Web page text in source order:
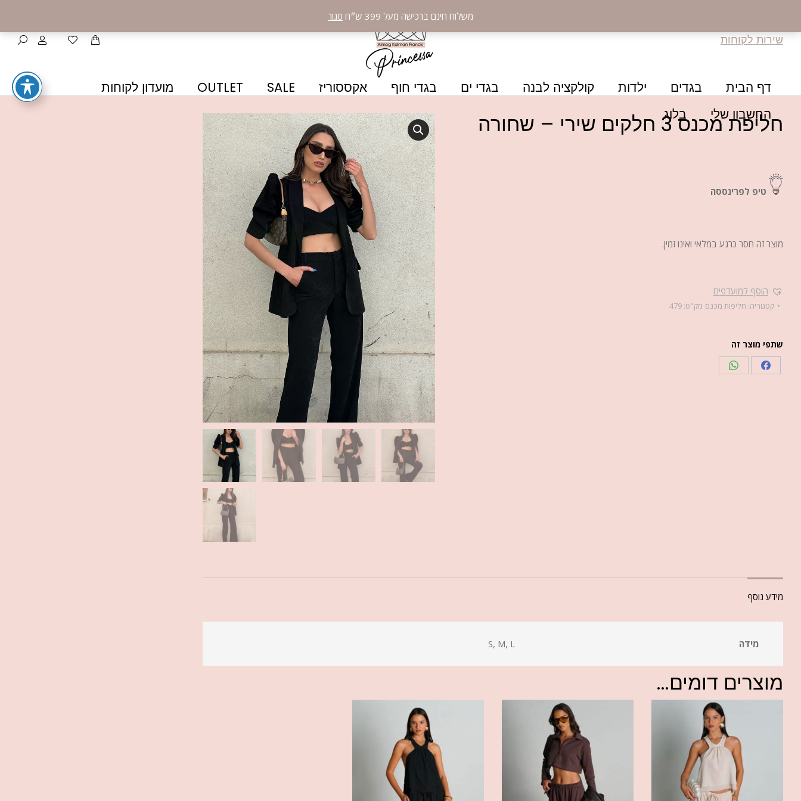
משלוח חינם ברכישה מעל 399 ש״ח סגור
שירות לקוחות
דף הבית בגדים ילדות קולקציה לבנה בגדי ים בגדי חוף אקססוריז SALE
OUTLET
מועדון לקוחות
החשבון שלי
בלוג
חליפת מכנס 3 חלקים שירי – שחורה
טיפ לפרינססה
מוצר זה חסר כרגע במלאי ואינו זמין.
הוסף למועדפים
קטגוריה: חליפות מכנס מק"ט:479
שתפי מוצר זה
מידע נוסף
מידה S, M, L
מוצרים דומים...